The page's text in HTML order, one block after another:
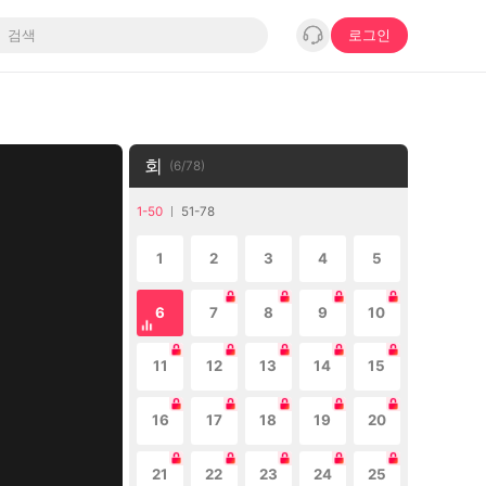
로그인
회 (6/78)
1-50 51-78
1 2 3 4 5
6 7 8 9 10
11 12 13 14 15
16 17 18 19 20
21 22 23 24 25